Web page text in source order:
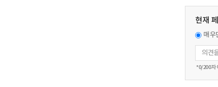
현재
매우
*0/200자